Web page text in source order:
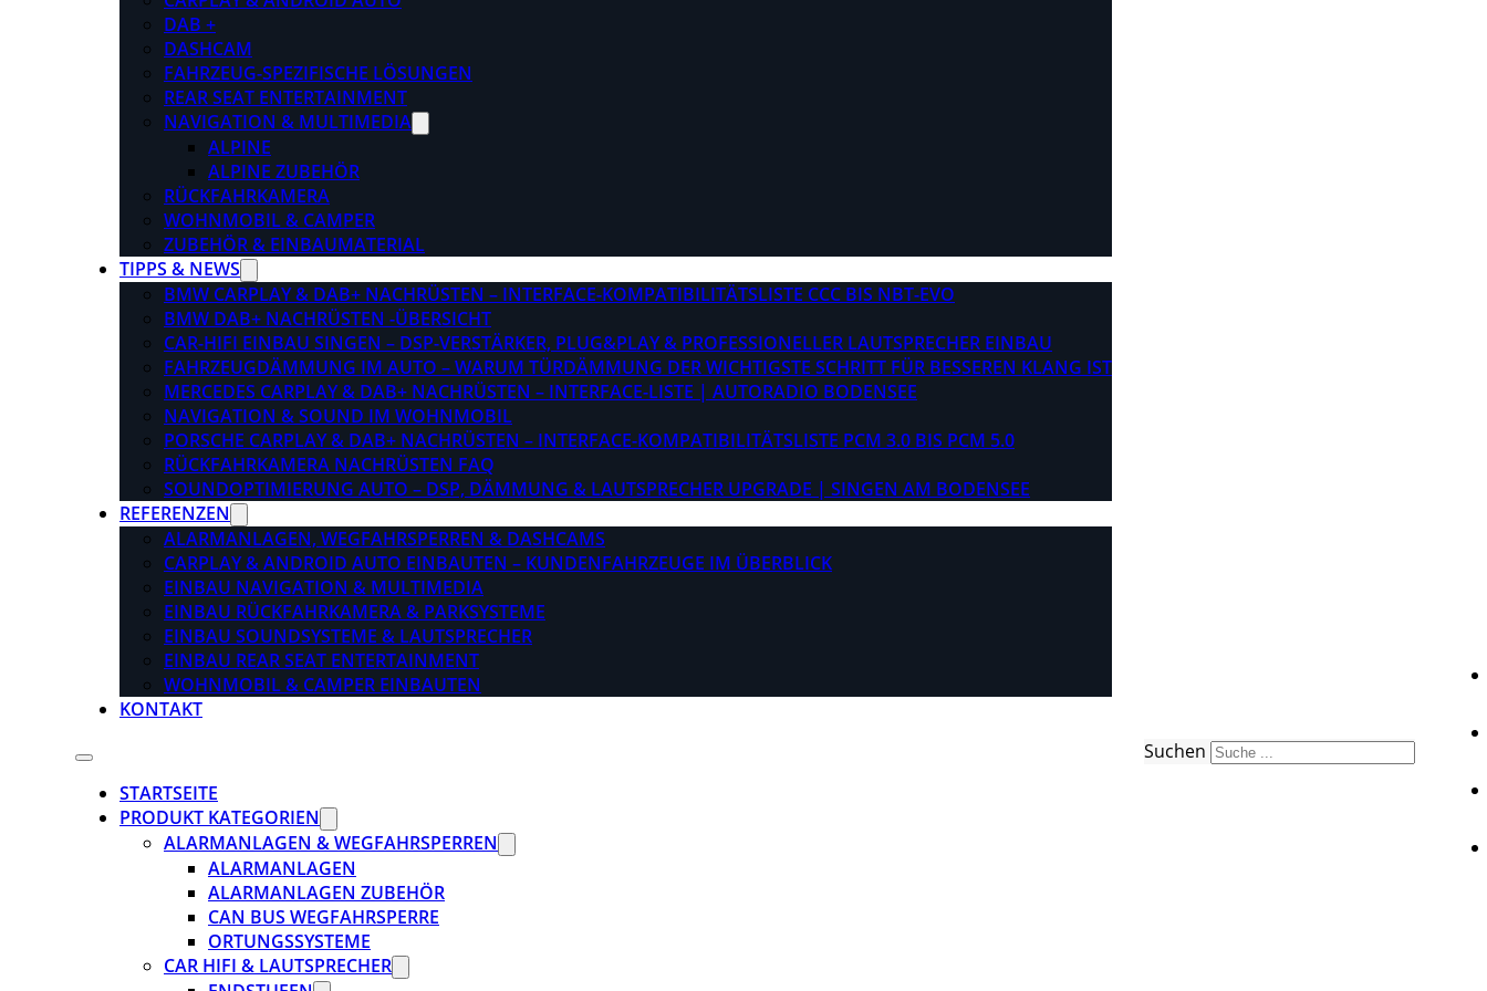
DAB +
DASHCAM
FAHRZEUG-SPEZIFISCHE LÖSUNGEN
REAR SEAT ENTERTAINMENT
NAVIGATION & MULTIMEDIA
ALPINE
ALPINE ZUBEHÖR
RÜCKFAHRKAMERA
WOHNMOBIL & CAMPER
ZUBEHÖR & EINBAUMATERIAL
TIPPS & NEWS
BMW CARPLAY & DAB+ NACHRÜSTEN – INTERFACE-KOMPATIBILITÄTSLISTE CCC BIS NBT-EVO
BMW DAB+ NACHRÜSTEN -ÜBERSICHT
CAR-HIFI EINBAU SINGEN – DSP-VERSTÄRKER, PLUG&PLAY & PROFESSIONELLER LAUTSPRECHER EINBAU
FAHRZEUGDÄMMUNG IM AUTO – WARUM TÜRDÄMMUNG DER WICHTIGSTE SCHRITT FÜR BESSEREN KLANG IST
MERCEDES CARPLAY & DAB+ NACHRÜSTEN – INTERFACE-LISTE | AUTORADIO BODENSEE
NAVIGATION & SOUND IM WOHNMOBIL
PORSCHE CARPLAY & DAB+ NACHRÜSTEN – INTERFACE-KOMPATIBILITÄTSLISTE PCM 3.0 BIS PCM 5.0
RÜCKFAHRKAMERA NACHRÜSTEN FAQ
SOUNDOPTIMIERUNG AUTO – DSP, DÄMMUNG & LAUTSPRECHER UPGRADE | SINGEN AM BODENSEE
REFERENZEN
ALARMANLAGEN, WEGFAHRSPERREN & DASHCAMS
CARPLAY & ANDROID AUTO EINBAUTEN – KUNDENFAHRZEUGE IM ÜBERBLICK
EINBAU NAVIGATION & MULTIMEDIA
EINBAU RÜCKFAHRKAMERA & PARKSYSTEME
EINBAU SOUNDSYSTEME & LAUTSPRECHER
EINBAU REAR SEAT ENTERTAINMENT
WOHNMOBIL & CAMPER EINBAUTEN
KONTAKT
STARTSEITE
PRODUKT KATEGORIEN
ALARMANLAGEN & WEGFAHRSPERREN
ALARMANLAGEN
ALARMANLAGEN ZUBEHÖR
CAN BUS WEGFAHRSPERRE
ORTUNGSSYSTEME
CAR HIFI & LAUTSPRECHER
Suchen